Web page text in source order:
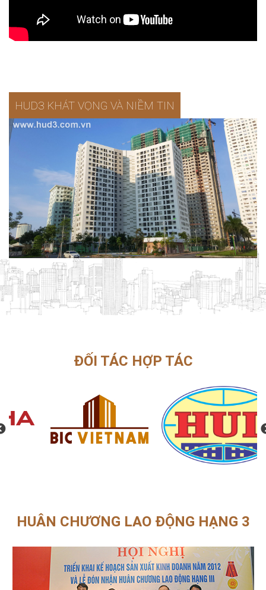
HUD3 KHÁT VỌNG VÀ NIỀM TIN
ĐỐI TÁC HỢP TÁC
HUÂN CHƯƠNG LAO ĐỘNG HẠNG 3